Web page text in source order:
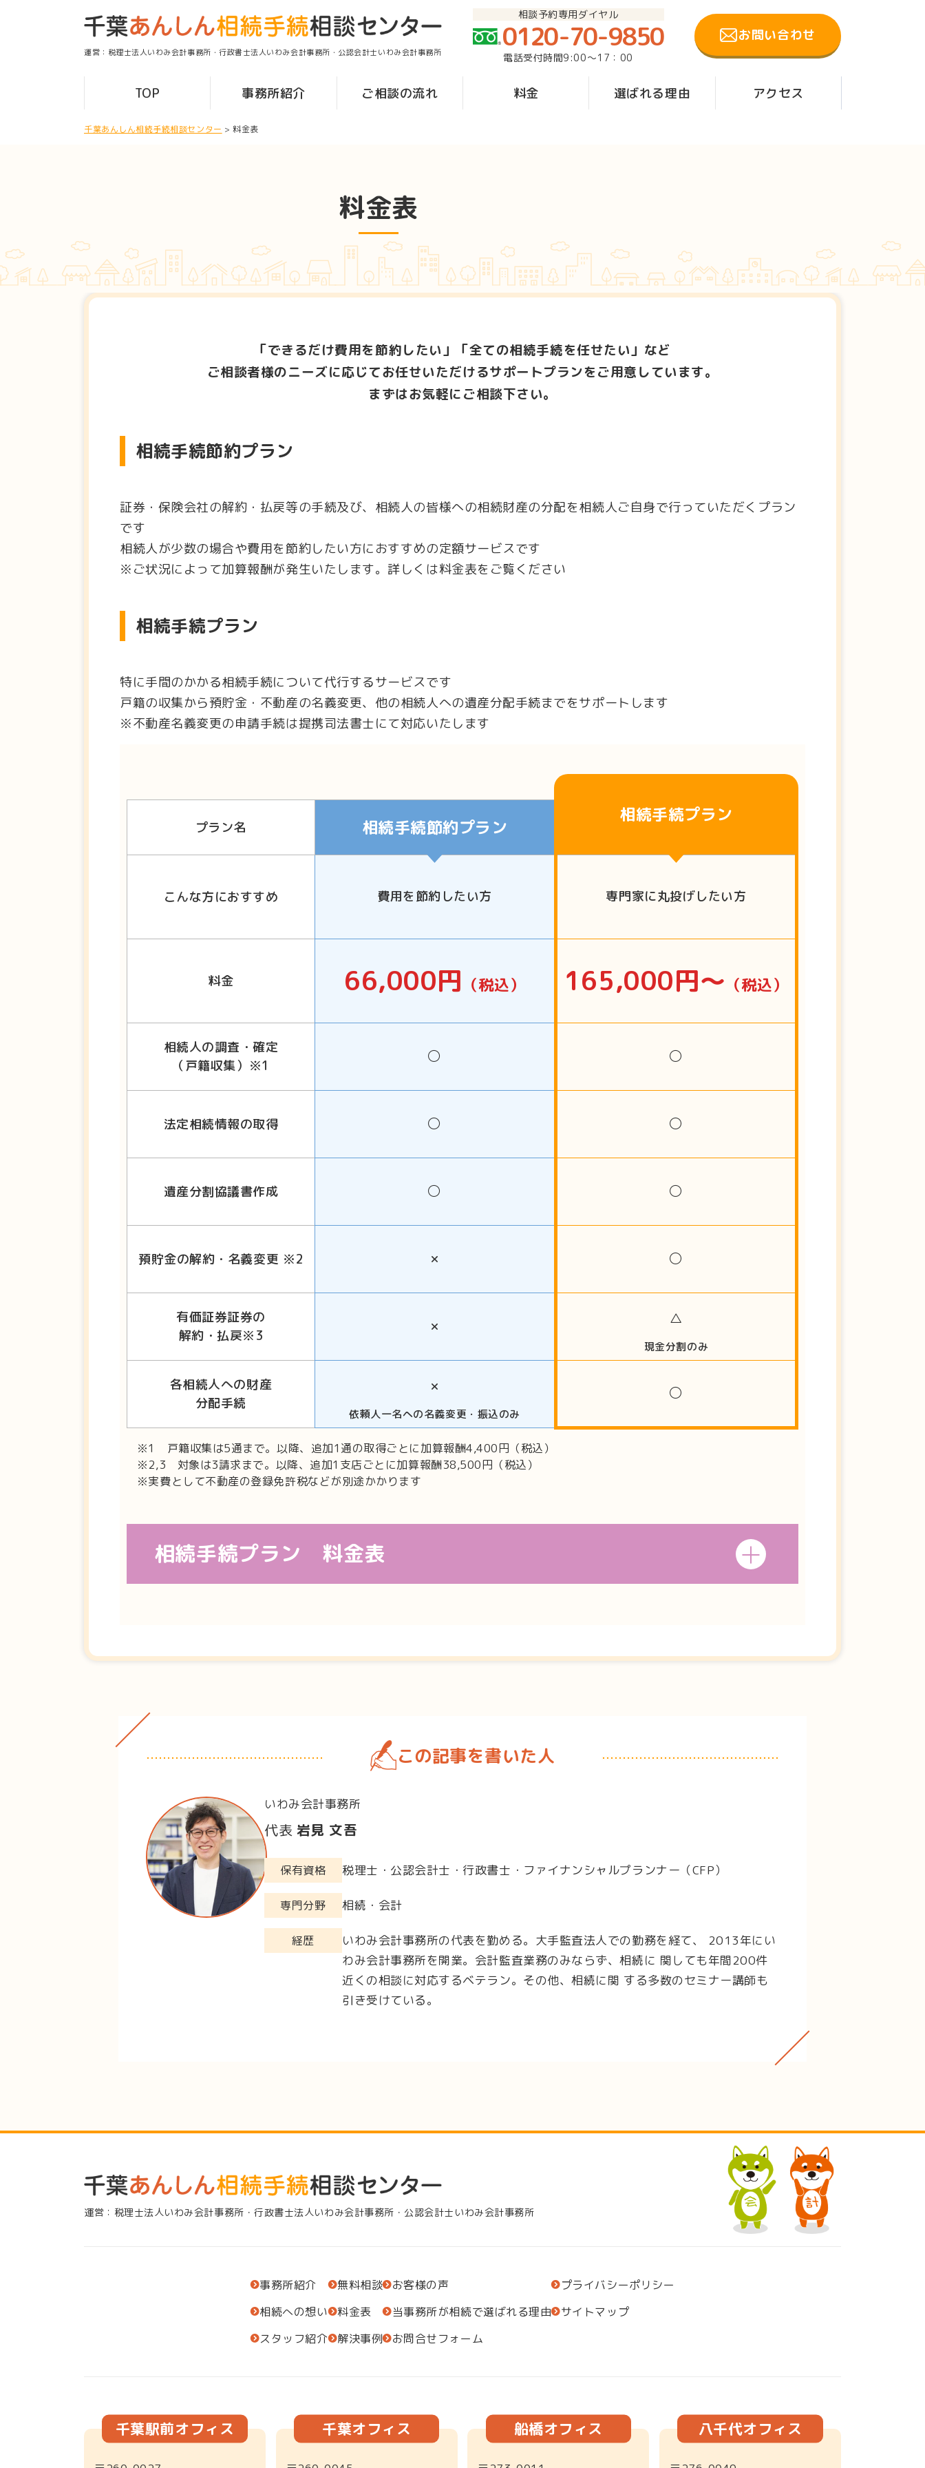
運営：税理士法人いわみ会計事務所・行政書士法人いわみ会計事務所・公認会計士いわみ会計事務所
相談予約専用ダイヤル
0120-70-9850
電話受付時間9:00〜17：00
お問い合わせ
TOP 事務所紹介 ご相談の流れ 料金 選ばれる理由 アクセス
千葉あんしん相続手続相談センター >料金表
料金表
「できるだけ費用を節約したい」「全ての相続手続を任せたい」など
ご相談者様のニーズに応じてお任せいただけるサポートプランをご用意しています。
まずはお気軽にご相談下さい。
相続手続節約プラン
証券・保険会社の解約・払戻等の手続及び、相続人の皆様への相続財産の分配を相続人ご自身で行っていただくプラン
です
相続人が少数の場合や費用を節約したい方におすすめの定額サービスです
※ご状況によって加算報酬が発生いたします。詳しくは料金表をご覧ください
相続手続プラン
特に手間のかかる相続手続について代行するサービスです
戸籍の収集から預貯金・不動産の名義変更、他の相続人への遺産分配手続までをサポートします
※不動産名義変更の申請手続は提携司法書士にて対応いたします
プラン名 相続手続節約プラン
相続手続プラン
こんな方におすすめ 費用を節約したい方 専門家に丸投げしたい方
料金 66,000円 （税込） 165,000円〜 （税込）
相続人の調査・確定
（戸籍収集）※1
◯ ◯
法定相続情報の取得 ◯ ◯
遺産分割協議書作成 ◯ ◯
預貯金の解約・名義変更 ※2 × ◯
有価証券証券の
解約・払戻※3
× △
現金分割のみ
各相続人への財産
分配手続
×
依頼人一名への名義変更・振込のみ
◯
※1 戸籍収集は5通まで。以降、追加1通の取得ごとに加算報酬4,400円（税込）
※2,3 対象は3請求まで。以降、追加1支店ごとに加算報酬38,500円（税込）
※実費として不動産の登録免許税などが別途かかります
相続手続プラン 料金表
この記事を書いた人
いわみ会計事務所
代表 岩見 文吾
保有資格 税理士・公認会計士・行政書士・ファイナンシャルプランナー（CFP）
専門分野 相続・会計
経歴
いわみ会計事務所の代表を勤める。大手監査法人での勤務を経て、 2013年にい
わみ会計事務所を開業。会計監査業務のみならず、相続に 関しても年間200件
近くの相談に対応するベテラン。その他、相続に関 する多数のセミナー講師も
引き受けている。
運営：税理士法人いわみ会計事務所・行政書士法人いわみ会計事務所・公認会計士いわみ会計事務所
事務所紹介
相続への想い
スタッフ紹介
無料相談
料金表
解決事例
お客様の声
当事務所が相続で選ばれる理由
お問合せフォーム
プライバシーポリシー
サイトマップ
千葉駅前オフィス 千葉オフィス 船橋オフィス 八千代オフィス